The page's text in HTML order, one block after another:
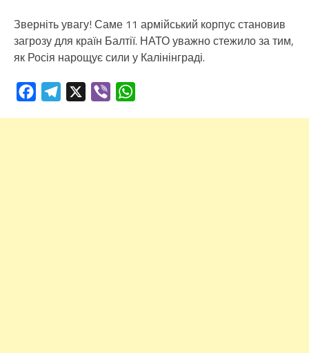
Зверніть увагу! Саме 11 армійський корпус становив
загрозу для країн Балтії. НАТО уважно стежило за тим,
як Росія нарощує сили у Калінінграді.
FacebookTelegram Viber